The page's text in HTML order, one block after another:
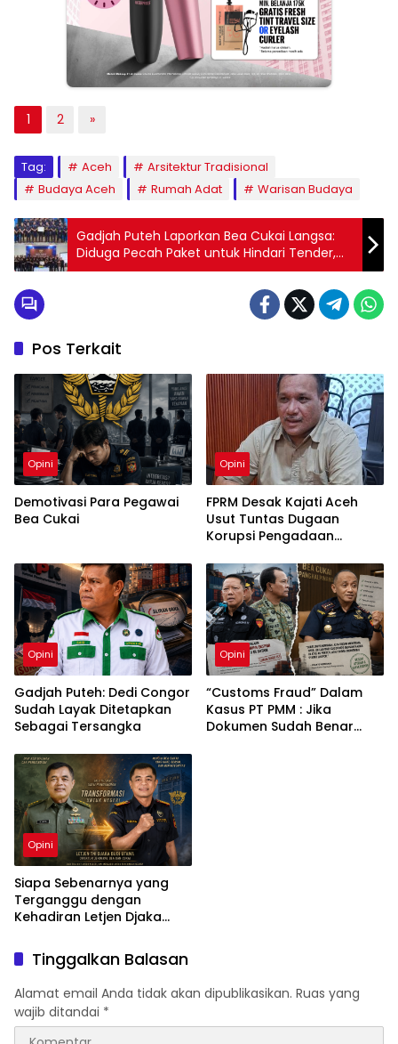
1 2 »
Tag: Aceh
Arsitektur Tradisional
Budaya Aceh
Rumah Adat Warisan Budaya
Gadjah Puteh Laporkan Bea Cukai Langsa:
Diduga Pecah Paket untuk Hindari Tender,
Negara Terancam Rugi
Pos Terkait
Opini
Demotivasi Para Pegawai
Bea Cukai
Opini
FPRM Desak Kajati Aceh
Usut Tuntas Dugaan
Korupsi Pengadaan
Langsa
Opini
Gadjah Puteh: Dedi Congor
Sudah Layak Ditetapkan
Sebagai Tersangka
Opini
“Customs Fraud” Dalam
Kasus PT PMM : Jika
Dokumen Sudah Benar
Opini
Siapa Sebenarnya yang
Terganggu dengan
Kehadiran Letjen Djaka
sebagai Dirjen Bea Cukai?
Tinggalkan Balasan
Alamat email Anda tidak akan dipublikasikan. Ruas yang
wajib ditandai *